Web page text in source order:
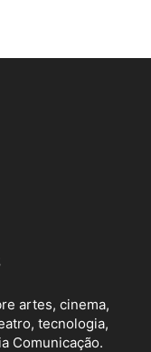
artes, cinema,
tecnologia,
Comunicação.